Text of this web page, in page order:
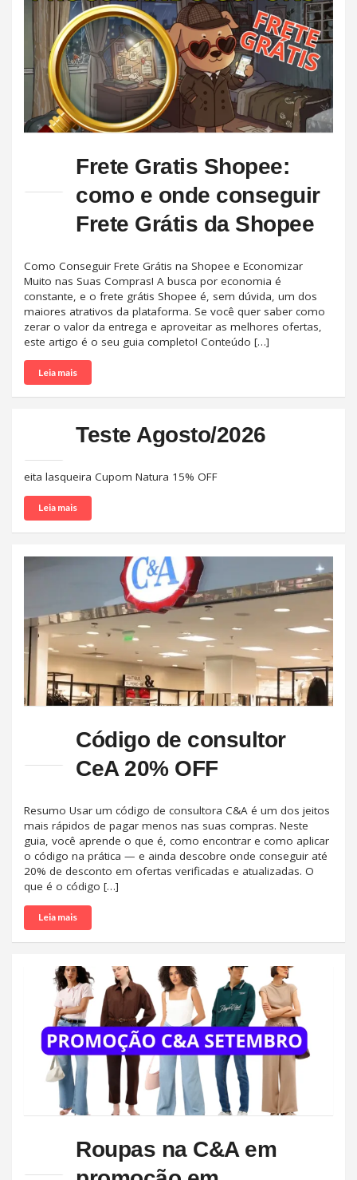
Frete Gratis Shopee:
como e onde conseguir
Frete Grátis da Shopee
Como Conseguir Frete Grátis na Shopee e Economizar
Muito nas Suas Compras! A busca por economia é
constante, e o frete grátis Shopee é, sem dúvida, um dos
maiores atrativos da plataforma. Se você quer saber como
zerar o valor da entrega e aproveitar as melhores ofertas,
este artigo é o seu guia completo! Conteúdo […]
Leia mais
Teste Agosto/2026
eita lasqueira Cupom Natura 15% OFF
Leia mais
Código de consultor
CeA 20% OFF
Resumo Usar um código de consultora C&A é um dos jeitos
mais rápidos de pagar menos nas suas compras. Neste
guia, você aprende o que é, como encontrar e como aplicar
o código na prática — e ainda descobre onde conseguir até
20% de desconto em ofertas verificadas e atualizadas. O
que é o código […]
Leia mais
Roupas na C&A em